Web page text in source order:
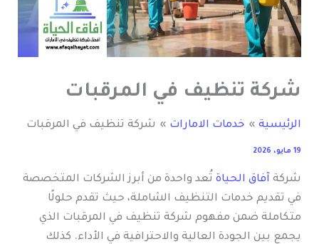
شركة تنظيف في المرقبات
الرئيسية خدمات الامارات شركة تنظيف في المرقبات
19 مايو، 2026
شركة آفاق الحياة تُعد واحدة من أبرز الشركات المتخصصة
في تقديم خدمات التنظيف الشاملة، حيث تقدم حلولًا
متكاملة ضمن مفهوم شركة تنظيف في المرقبات الذي
يجمع بين الجودة العالية والاحترافية في الأداء. كذلك